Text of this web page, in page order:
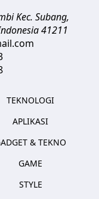
Kec. Subang,
41211
TEKNOLOGI
APLIKASI
& TEKNO
GAME
STYLE